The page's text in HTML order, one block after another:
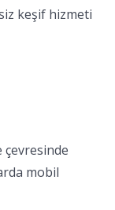
keşif hizmeti
çevresinde
mobil